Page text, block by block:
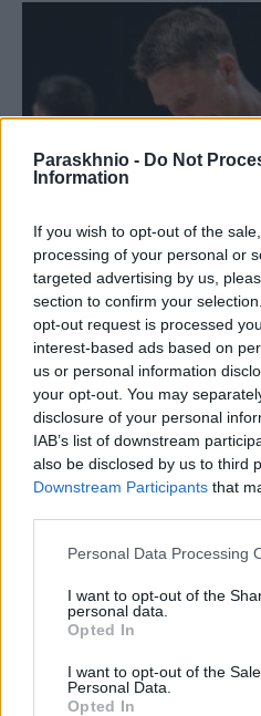
Paraskhnio - Do Not
Information
If you wish to opt-out of the
processing of your personal or
targeted advertising by us,
section to confirm your
opt-out request is processed
interest-based ads based on
us or personal information
your opt-out. You may
disclosure of your personal
IAB’s list of downstream
also be disclosed by us to third
Downstream Participants that
Please note that this website/
not limited to your visit or usage
grant or deny consent to
use your data for below
consent section.
Personal Data Processing
I want to opt-out of the
personal data.
Opted In
I want to opt-out of the
Personal Data.
Opted In
H τετράδα… φωτιά του
επί της Αναντολού Εφές
ΑΝΑΡΤΗΘΗΚΕ ΑΠΟ ΕΛΕΑΝΑ ΖΑΜΠΑΡΑ 7
Βελτιωμένος σε σχέση με το
σήμερα ο Παναθηναϊκός
«πράσινοι» επικράτησαν των…